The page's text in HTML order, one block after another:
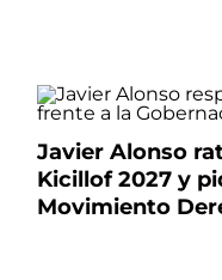
Javier Alonso
Kicillof 2027 y
Movimiento